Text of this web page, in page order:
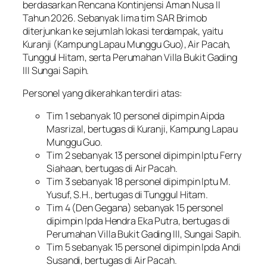
berdasarkan Rencana Kontinjensi Aman Nusa II
Tahun 2026. Sebanyak lima tim SAR Brimob
diterjunkan ke sejumlah lokasi terdampak, yaitu
Kuranji (Kampung Lapau Munggu Guo), Air Pacah,
Tunggul Hitam, serta Perumahan Villa Bukit Gading
III Sungai Sapih.
Personel yang dikerahkan terdiri atas:
Tim 1 sebanyak 10 personel dipimpin Aipda
Masrizal, bertugas di Kuranji, Kampung Lapau
Munggu Guo.
Tim 2 sebanyak 13 personel dipimpin Iptu Ferry
Siahaan, bertugas di Air Pacah.
Tim 3 sebanyak 18 personel dipimpin Iptu M.
Yusuf, S.H., bertugas di Tunggul Hitam.
Tim 4 (Den Gegana) sebanyak 15 personel
dipimpin Ipda Hendra Eka Putra, bertugas di
Perumahan Villa Bukit Gading III, Sungai Sapih.
Tim 5 sebanyak 15 personel dipimpin Ipda Andi
Susandi, bertugas di Air Pacah.